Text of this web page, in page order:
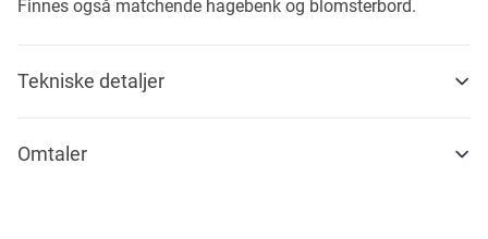
Finnes også matchende hagebenk og blomsterbord.
Tekniske detaljer
Omtaler